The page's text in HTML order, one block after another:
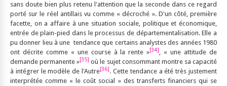
sans doute bien plus retenu l'attention que la seconde dans ce regard
porté sur le réel antillais vu comme « décroché ». D'un côté, première
facette, on a affaire à une situation sociale, politique et économique,
entrée de plain-pied dans le processus de départementalisation. Elle a
pu donner lieu à une tendance que certains analystes des années 1980
ont décrite comme « une course à la rente »[34], « une attitude de
demande permanente »[35] où le sujet consommant montre sa capacité
à intégrer le modèle de l'Autre[36]. Cette tendance a été très justement
interprétée comme « le coût social » des transferts financiers qui se